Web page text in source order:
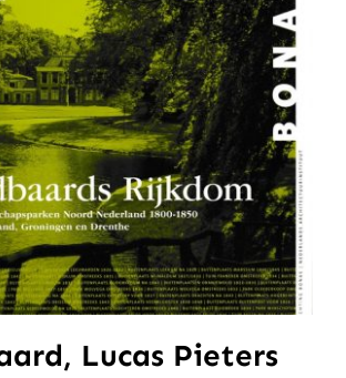
Lucas Pieters